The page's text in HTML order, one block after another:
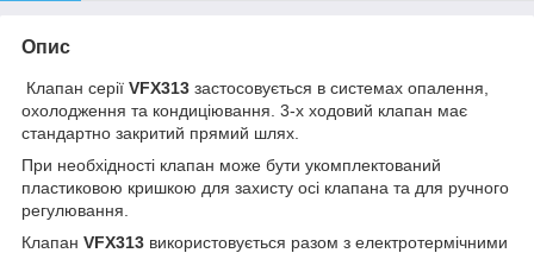
Опис
Клапан серії VFX313 застосовується в системах опалення,
охолодження та кондиціювання. 3-х ходовий клапан має
стандартно закритий прямий шлях.
При необхідності клапан може бути укомплектований
пластиковою кришкою для захисту осі клапана та для ручного
регулювання.
Клапан VFX313 використовується разом з електротермічними